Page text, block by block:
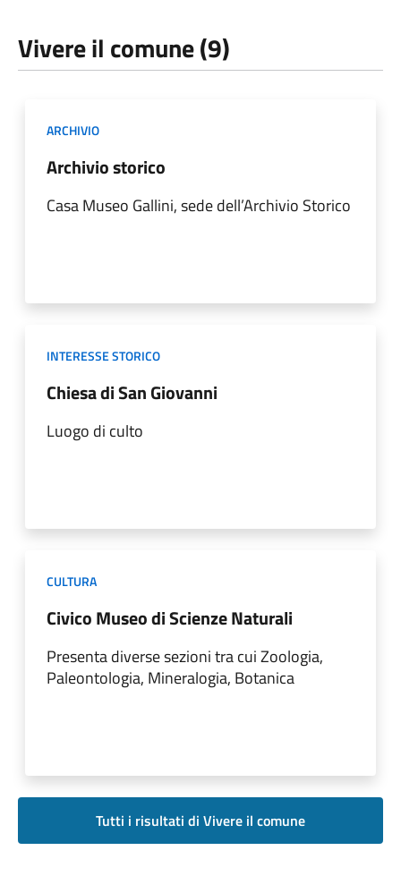
Vivere il comune (9)
ARCHIVIO
Archivio storico
Casa Museo Gallini, sede dell’Archivio Storico
INTERESSE STORICO
Chiesa di San Giovanni
Luogo di culto
CULTURA
Civico Museo di Scienze Naturali
Presenta diverse sezioni tra cui Zoologia,
Paleontologia, Mineralogia, Botanica
Tutti i risultati di Vivere il comune